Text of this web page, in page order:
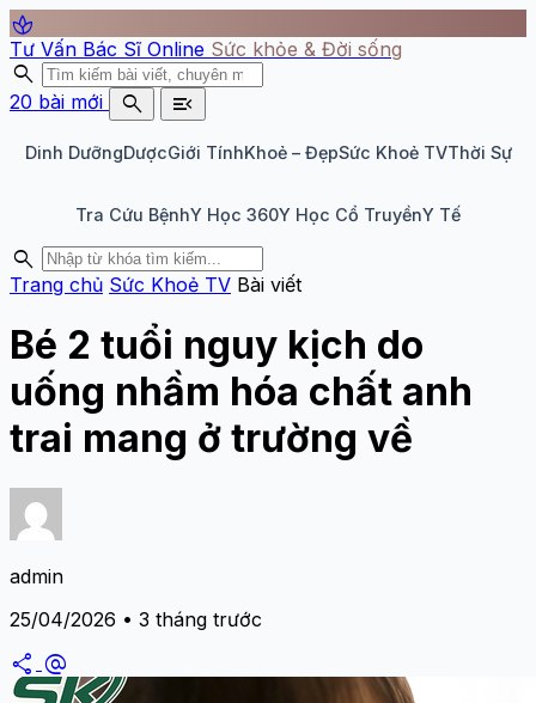
spa
Tư Vấn Bác Sĩ Online Sức khỏe & Đời sống
search
20 bài mới search menu_open
Dinh DưỡngDượcGiới TínhKhoẻ – ĐẹpSức Khoẻ TVThời Sự
Tra Cứu BệnhY Học 360Y Học Cổ TruyềnY Tế
search
Trang chủ Sức Khoẻ TV Bài viết
Bé 2 tuổi nguy kịch do
uống nhầm hóa chất anh
trai mang ở trường về
admin
25/04/2026 • 3 tháng trước
share alternate_email